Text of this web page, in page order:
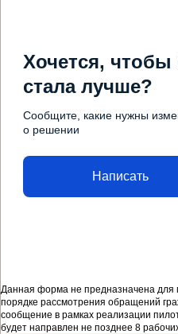
Хочется, чтобы
стала лучше?
Сообщите, какие нужны
о решении
Написать
Данная форма не предназначена
порядке рассмотрения обращений
сообщение в рамках реализации
будет направлен не позднее 8